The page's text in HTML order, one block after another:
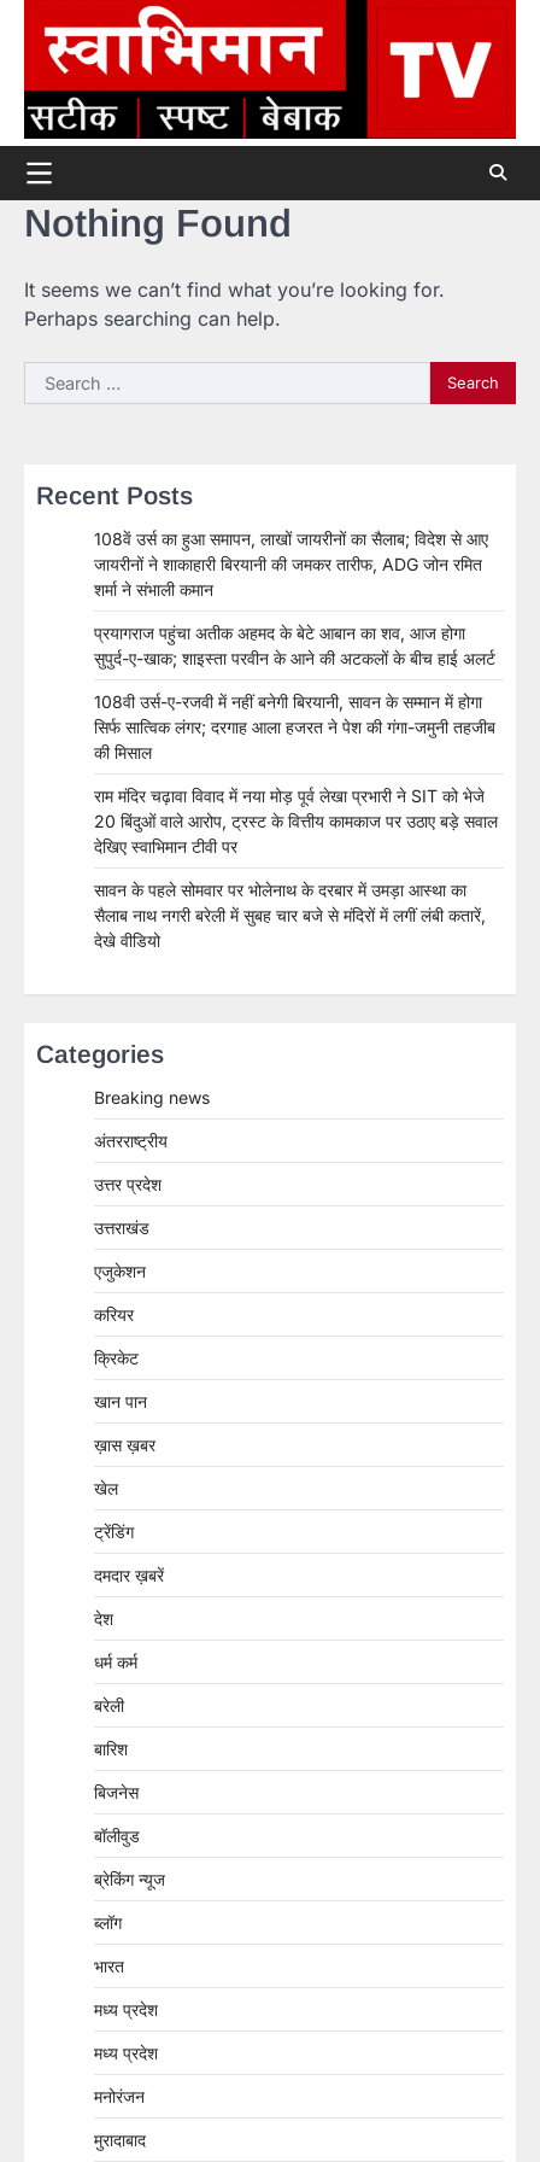
content
Nothing Found
It seems we can’t find what you’re looking for.
Perhaps searching can help.
Search
for:
Recent Posts
108वें उर्स का हुआ समापन, लाखों जायरीनों का सैलाब; विदेश से आए
जायरीनों ने शाकाहारी बिरयानी की जमकर तारीफ, ADG जोन रमित
शर्मा ने संभाली कमान
प्रयागराज पहुंचा अतीक अहमद के बेटे आबान का शव, आज होगा
सुपुर्द-ए-खाक; शाइस्ता परवीन के आने की अटकलों के बीच हाई अलर्ट
108वी उर्स-ए-रजवी में नहीं बनेगी बिरयानी, सावन के सम्मान में होगा
सिर्फ सात्विक लंगर; दरगाह आला हजरत ने पेश की गंगा-जमुनी तहजीब
की मिसाल
राम मंदिर चढ़ावा विवाद में नया मोड़ पूर्व लेखा प्रभारी ने SIT को भेजे
20 बिंदुओं वाले आरोप, ट्रस्ट के वित्तीय कामकाज पर उठाए बड़े सवाल
देखिए स्वाभिमान टीवी पर
सावन के पहले सोमवार पर भोलेनाथ के दरबार में उमड़ा आस्था का
सैलाब नाथ नगरी बरेली में सुबह चार बजे से मंदिरों में लगीं लंबी कतारें,
देखे वीडियो
Categories
Breaking news
अंतरराष्ट्रीय
उत्तर प्रदेश
उत्तराखंड
एजुकेशन
करियर
क्रिकेट
खान पान
ख़ास ख़बर
खेल
ट्रेंडिंग
दमदार ख़बरें
देश
धर्म कर्म
बरेली
बारिश
बिजनेस
बॉलीवुड
ब्रेकिंग न्यूज
ब्लॉग
भारत
मध्य प्रदेश
मध्य प्रदेश
मनोरंजन
मुरादाबाद